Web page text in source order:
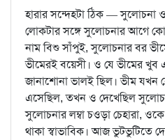
হারার সন্দেহটা ঠিক — সুলোচনা
লোকটার সঙ্গে সুলোচনার আগে
নাম বিশু সাঁপুই, সুলোচনার বর
ভীমেরই বয়েসী। ও যে ভীমের খুব
জানাশোনা ভালই ছিল। ভীম যখন
এসেছিল, তখন ও দেখেছিল
সুলোচনার লম্বা চওড়া চেহারা,
থাকা স্বাভাবিক। আজ ভুটভুটিতে